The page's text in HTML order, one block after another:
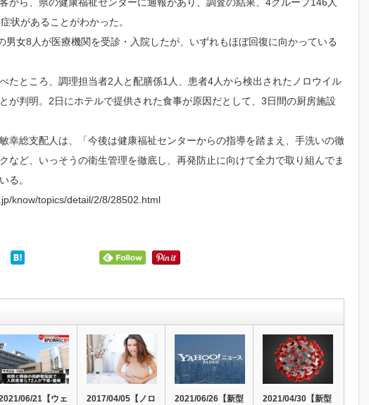
から、県の健康福祉センターに通報があり、調査の結果、4グループ146人
状があることがわかった。
男女8人が医療機関を受診・入院したが、いずれもほぼ回復に向かっている
たところ、調理担当者2人と配膳係1人、患者4人から検出されたノロウイル
が判明。2日にホテルで提供された食事が原因だとして、3日間の厨房施設
幸総支配人は、「今後は健康福祉センターからの指導を踏まえ、手洗いの徹
など、いっそうの衛生管理を徹底し、再発防止に向けて全力で取り組んでま
る。
know/topics/detail/2/8/28502.html
06/21【ウェ
2017/04/05【ノロ
2021/06/26【新型
2021/04/30【新型